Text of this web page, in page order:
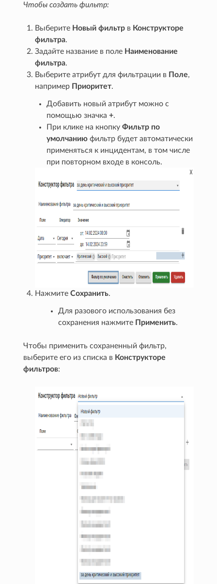
Чтобы создать фильтр:
Выберите Новый фильтр в Конструкторе
фильтра.
Задайте название в поле Наименование
фильтра.
Выберите атрибут для фильтрации в Поле,
например Приоритет.
Добавить новый атрибут можно с
помощью значка+.
При клике на кнопкуФильтр по
умолчанию фильтр будет автоматически
применяться к инцидентам, в том числе
при повторном входе в консоль.
НажмитеСохранить.
Для разового использования без
сохранения нажмите Применить.
Чтобы применить сохраненный фильтр,
выберите его из списка в Конструкторе
фильтров: